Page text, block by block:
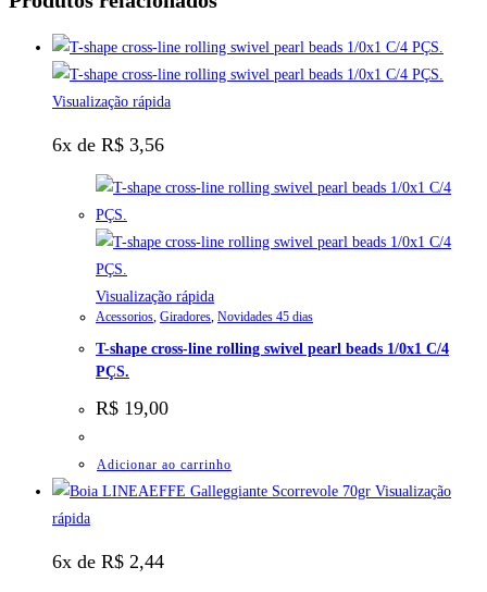
Visualização rápida
6x de R$ 3,56
Visualização rápida
Acessorios Giradores Novidades 45 dias
T-shape cross-line rolling swivel pearl beads 1/0x1 C/4
PÇS.
R$ 19,00
Adicionar ao carrinho
Visualização
rápida
6x de R$ 2,44